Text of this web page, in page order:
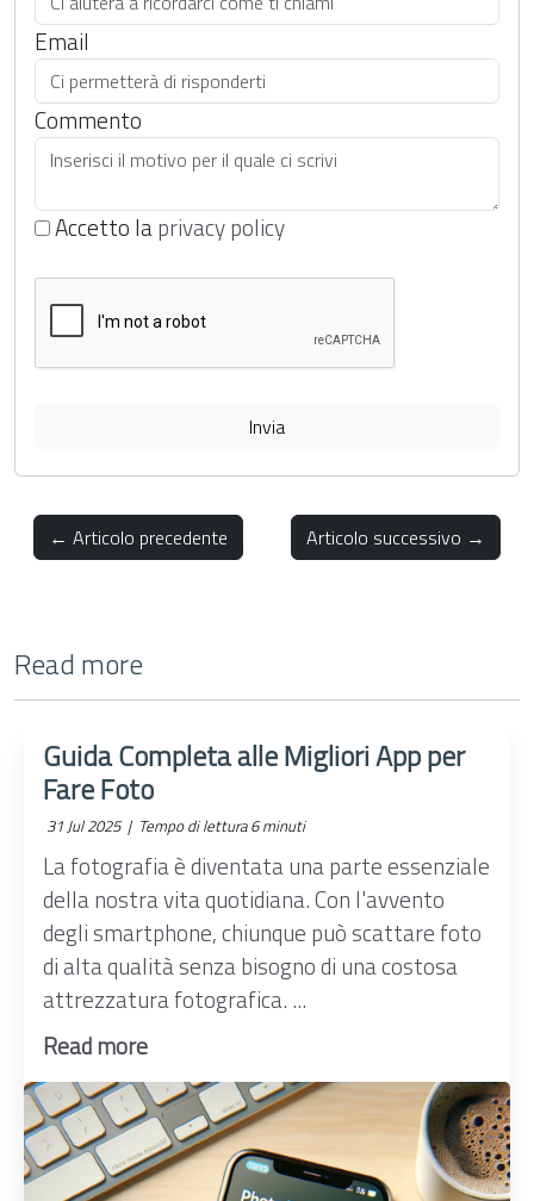
Email
Commento
Accetto laprivacy policy
Invia
← Articolo precedente Articolo successivo →
Read more
Guida Completa alle Migliori App per
Fare Foto
31 Jul 2025 | Tempo di lettura 6 minuti
La fotografia è diventata una parte essenziale
della nostra vita quotidiana. Con l'avvento
degli smartphone, chiunque può scattare foto
di alta qualità senza bisogno di una costosa
attrezzatura fotografica. ...
Read more